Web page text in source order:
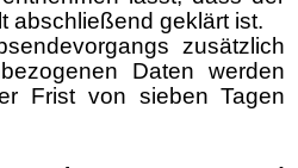
abschließend geklärt ist.
zusätzlich
Daten werden
Frist von sieben Tagen